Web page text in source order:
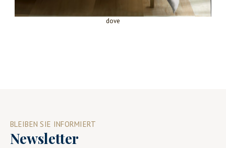
dove
BLEIBEN SIE INFORMIERT
Newsletter